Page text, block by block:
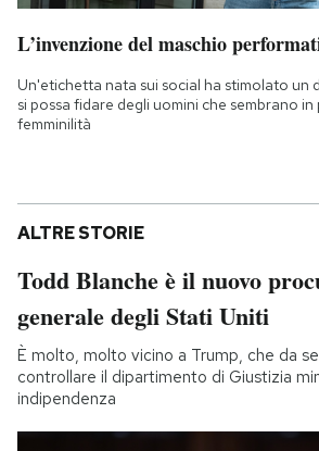
L’invenzione del maschio
Un'etichetta nata sui social ha stimolato un
si possa fidare degli uomini che sembrano
femminilità
ALTRE STORIE
Todd Blanche è il nuovo
generale degli Stati Uniti
È molto, molto vicino a Trump, che da
controllare il dipartimento di Giustizia
indipendenza